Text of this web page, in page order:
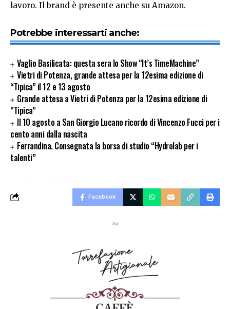
lavoro. Il brand è presente anche su Amazon.
Potrebbe interessarti anche:
Vaglio Basilicata: questa sera lo Show “It’s TimeMachine”
Vietri di Potenza, grande attesa per la 12esima edizione di
“Tipica” il 12 e 13 agosto
Grande attesa a Vietri di Potenza per la 12esima edizione di
“Tipica”
Il 10 agosto a San Giorgio Lucano ricordo di Vincenzo Fucci per i
cento anni dalla nascita
Ferrandina. Consegnata la borsa di studio “Hydrolab per i
talenti”
Facebook
- Ad -